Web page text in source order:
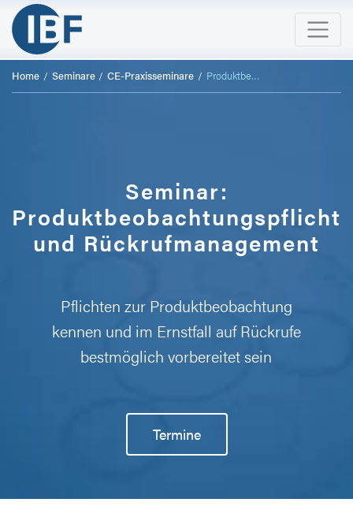
Home Seminare CE-Praxisseminare Produktbeobachtungspflicht und Rückrufmanagement
Seminar:
Produktbeobachtungspflicht
und Rückrufmanagement
Pflichten zur Produktbeobachtung
kennen und im Ernstfall auf Rückrufe
bestmöglich vorbereitet sein
Termine